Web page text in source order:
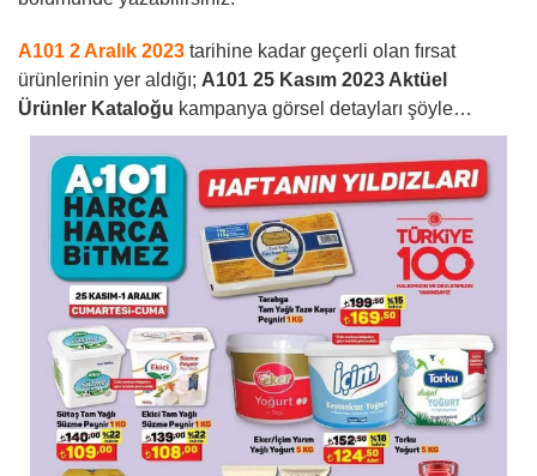
A101 2 Aralık 2023 tarihine kadar geçerli olan fırsat
ürünlerinin yer aldığı; A101 25 Kasım 2023 Aktüel
Ürünler Kataloğu kampanya görsel detayları şöyle…